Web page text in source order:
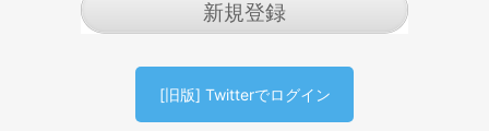
新規登録
[旧版] Twitterでログイン